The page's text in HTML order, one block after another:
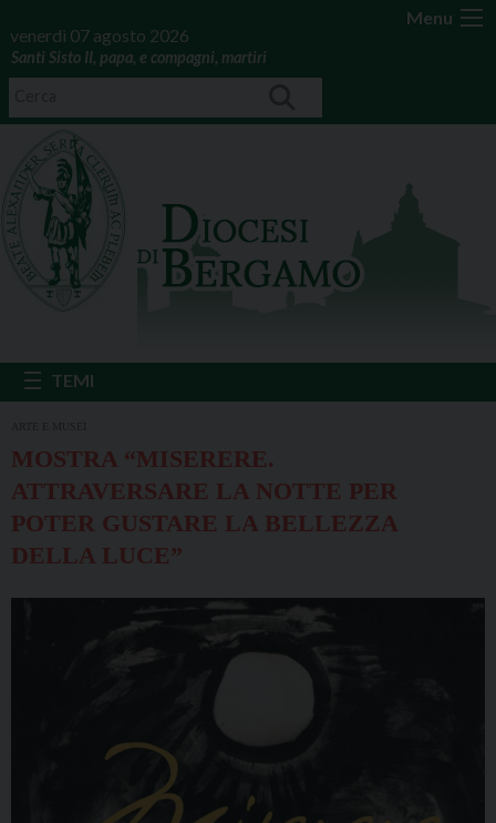
Menu
venerdì 07 agosto 2026
Santi Sisto II, papa, e compagni, martiri
MOSTRA “MISERERE.
ATTRAVERSARE LA NOTTE PER
POTER GUSTARE LA BELLEZZA
DELLA LUCE”